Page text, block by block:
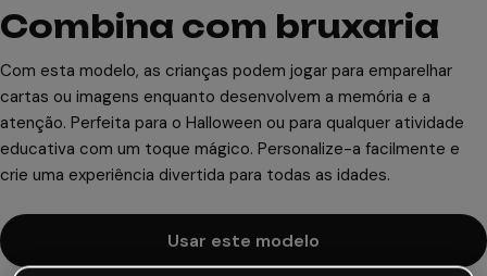
Combina com bruxaria
Com esta modelo, as crianças podem jogar para emparelhar
cartas ou imagens enquanto desenvolvem a memória e a
atenção. Perfeita para o Halloween ou para qualquer atividade
educativa com um toque mágico. Personalize-a facilmente e
crie uma experiência divertida para todas as idades.
Usar este modelo